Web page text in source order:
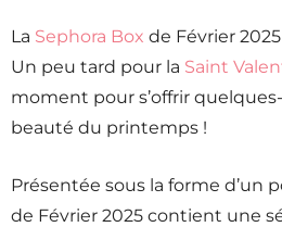
La Sephora Box de Février
Un peu tard pour la Saint
moment pour s’offrir
beauté du printemps !
Présentée sous la forme d’un
de Février 2025 contient une